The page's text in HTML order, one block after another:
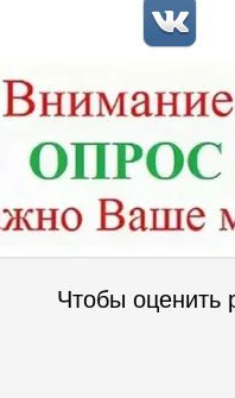
Чтобы оценить